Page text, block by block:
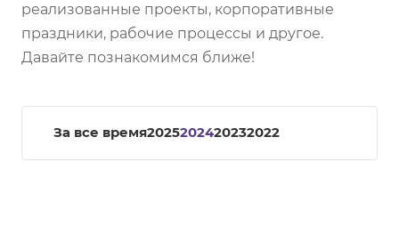
реализованные проекты, корпоративные
праздники, рабочие процессы и другое.
Давайте познакомимся ближе!
За все время2025202420232022